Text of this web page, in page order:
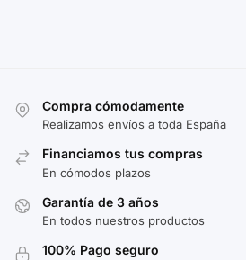
Compra cómodamente
Realizamos envíos a toda España
Financiamos tus compras
En cómodos plazos
Garantía de 3 años
En todos nuestros productos
100% Pago seguro